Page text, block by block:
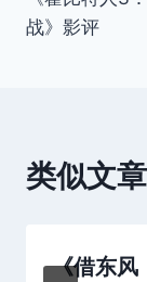
章
战》影评
类似文章
《借东风